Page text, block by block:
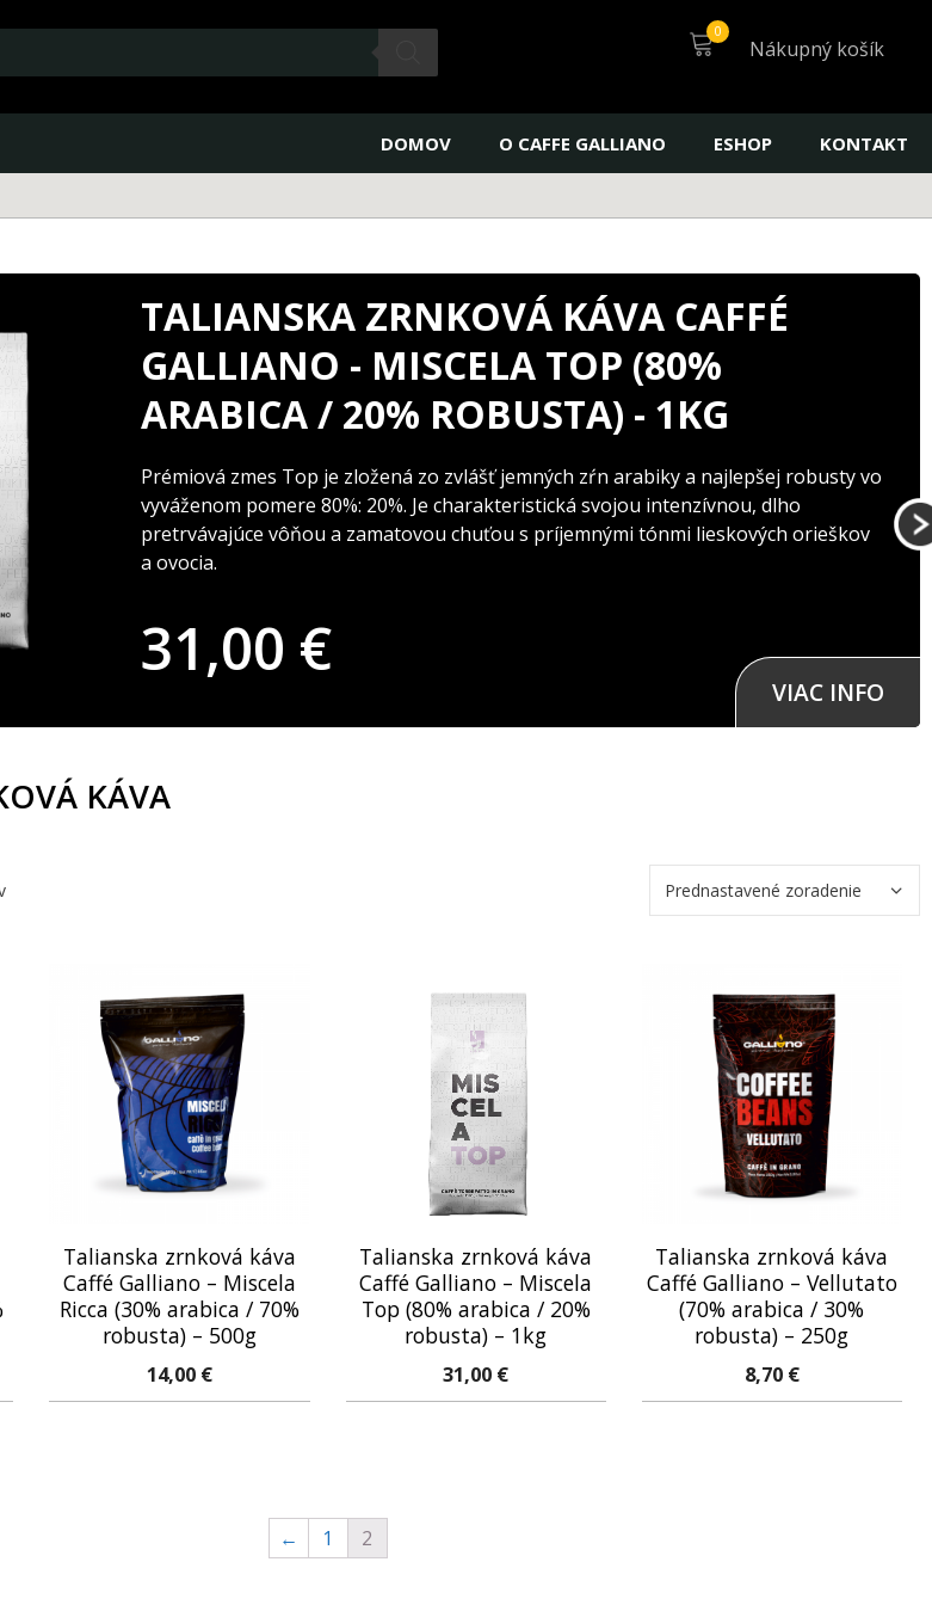
Nákupný košík
DOMOV O CAFFE GALLIANO ESHOP KONTAKT
TALIANSKA ZRNKOVÁ KÁVA CAFFÉ
GALLIANO - MISCELA TOP (80%
ARABICA / 20% ROBUSTA) - 1KG
Prémiová zmes Top je zložená zo zvlášť jemných zŕn arabiky a najlepšej robusty vo
vyváženom pomere 80%: 20%. Je charakteristická svojou intenzívnou, dlho
pretrvávajúce vôňou a zamatovou chuťou s príjemnými tónmi lieskových orieškov
a ovocia.
31,00 €
VIAC INFO
KÁVA
Talianska zrnková káva
Caffé Galliano – Miscela
Ricca (30% arabica / 70%
robusta) – 500g
14,00 €
Talianska zrnková káva
Caffé Galliano – Miscela
Top (80% arabica / 20%
robusta) – 1kg
31,00 €
Talianska zrnková káva
Caffé Galliano – Vellutato
(70% arabica / 30%
robusta) – 250g
8,70 €
← 1 2